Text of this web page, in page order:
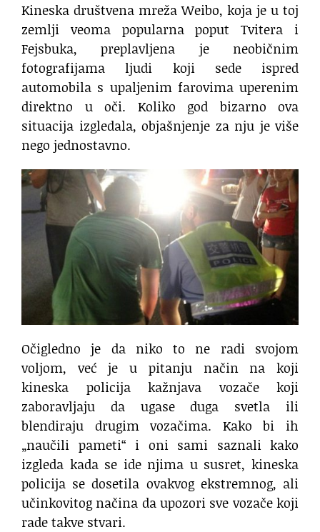
Kineska društvena mreža Weibo, koja je u toj
zemlji veoma popularna poput Tvitera i
Fejsbuka, preplavljena je neobičnim
fotografijama ljudi koji sede ispred
automobila s upaljenim farovima uperenim
direktno u oči. Koliko god bizarno ova
situacija izgledala, objašnjenje za nju je više
nego jednostavno.
Očigledno je da niko to ne radi svojom
voljom, već je u pitanju način na koji
kineska policija kažnjava vozače koji
zaboravljaju da ugase duga svetla ili
blendiraju drugim vozačima. Kako bi ih
„naučili pameti“ i oni sami saznali kako
izgleda kada se ide njima u susret, kineska
policija se dosetila ovakvog ekstremnog, ali
učinkovitog načina da upozori sve vozače koji
rade takve stvari.